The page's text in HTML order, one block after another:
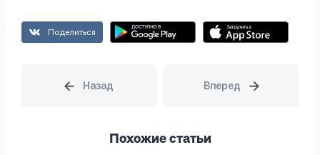
Поделиться
Похожие статьи